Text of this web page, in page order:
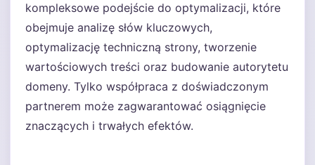
kompleksowe podejście do optymalizacji, które
obejmuje analizę słów kluczowych,
optymalizację techniczną strony, tworzenie
wartościowych treści oraz budowanie autorytetu
domeny. Tylko współpraca z doświadczonym
partnerem może zagwarantować osiągnięcie
znaczących i trwałych efektów.